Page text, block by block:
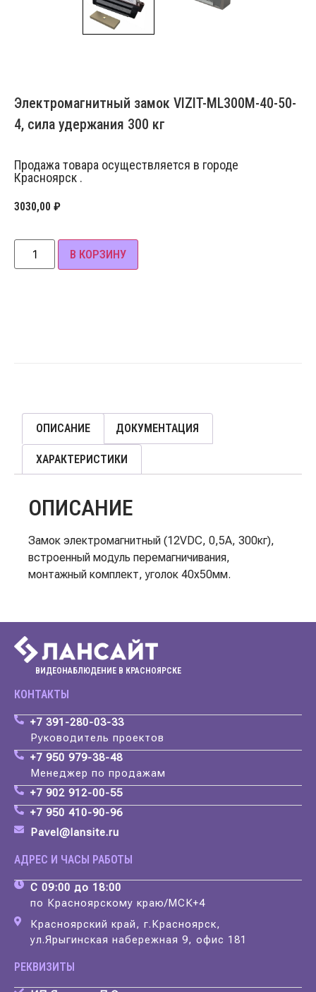
Электромагнитный замок VIZIT-ML300М-40-50-
4, сила удержания 300 кг
Продажа товара осуществляется в городе
Красноярск .
3030,00 ₽
В КОРЗИНУ
ОПИСАНИЕ ДОКУМЕНТАЦИЯ
ХАРАКТЕРИСТИКИ
ОПИСАНИЕ
Замок электромагнитный (12VDC, 0,5А, 300кг),
встроенный модуль перемагничивания,
монтажный комплект, уголок 40х50мм.
ВИДЕОНАБЛЮДЕНИЕ В КРАСНОЯРСКЕ
КОНТАКТЫ
+7 391-280-03-33
Руководитель проектов
+7 950 979-38-48
Менеджер по продажам
+7 902 912-00-55
+7 950 410-90-96
Pavel@lansite.ru
АДРЕС И ЧАСЫ РАБОТЫ
С 09:00 до 18:00
по Красноярскому краю/МСК+4
Красноярский край, г.Красноярск,
ул.Ярыгинская набережная 9, офис 181
РЕКВИЗИТЫ